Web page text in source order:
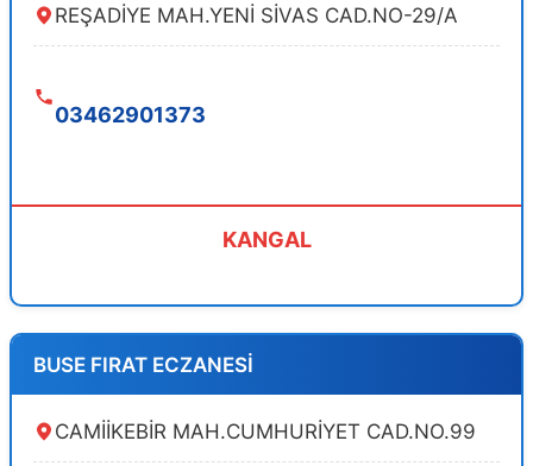
REŞADİYE MAH.YENİ SİVAS CAD.NO-29/A
03462901373
KANGAL
BUSE FIRAT ECZANESİ
CAMİİKEBİR MAH.CUMHURİYET CAD.NO.99